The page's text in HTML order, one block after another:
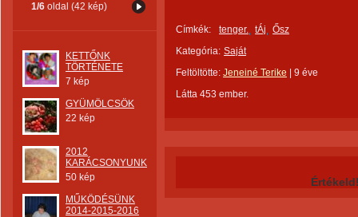
1/6 oldal (42 kép)
KETTŐNK
TÖRTÉNETE
7 kép
GYÜMÖLCSÖK
22 kép
2012
KARÁCSONYUNK
50 kép
MŰKÖDÉSÜNK
2014-2015-2016
Címkék: tenger. tÁj
Ősz
Kategória: Saját
Feltöltötte: Jeneiné Terike
9 éve
Látta 453 ember.